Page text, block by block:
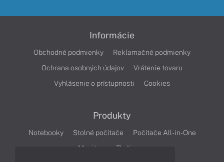
Informácie
Obchodné podmienky
Reklamačné podmienky
Ochrana osobných údajov
Vrátenie tovaru
Vyhlásenie o prístupnosti
Cookies
Produkty
Notebooky Stolné počítače
Počítače All-in-One
Monitory
Tlačiarne